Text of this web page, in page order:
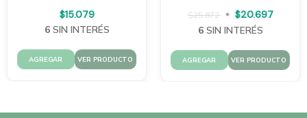
$15.079
6SIN INTERÉS
VER PRODUCTO
$25.872 $20.697
6SIN INTERÉS
VER PRODUCTO